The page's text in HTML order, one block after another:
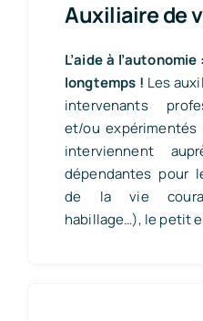
Auxiliaire de
L’aide à
longtemps ! Les
intervenants
et/ou
interviennent
dépendantes pour
de la vie
habillage…), le petit